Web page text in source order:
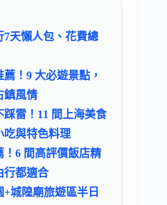
7天懶人包、花費總
薦！9 大必遊景點，
鎮風情
踩雷！11 間上海美食
吃與特色料理
！6 間高評價飯店精
行都適合
+城隍廟旅遊區半日